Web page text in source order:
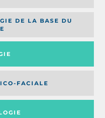
DE LA BASE DU
FACIALE